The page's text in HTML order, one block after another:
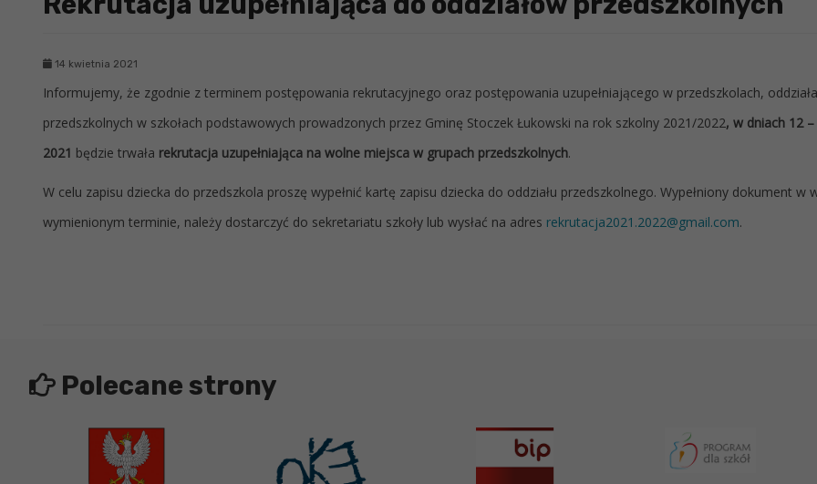
14 kwietnia 2021
Informujemy, że zgodnie z terminem postępowania rekrutacyjnego oraz postępowania uzupełniającego w przedszkolach,
przedszkolnych w szkołach podstawowych prowadzonych przez Gminę Stoczek Łukowski na rok szkolny 2021/2022, w dniach 12
2021 będzie trwała rekrutacja uzupełniająca na wolne miejsca w grupach przedszkolnych.
W celu zapisu dziecka do przedszkola proszę wypełnić kartę zapisu dziecka do oddziału przedszkolnego. Wypełniony dokument w
wymienionym terminie, należy dostarczyć do sekretariatu szkoły lub wysłać na adres rekrutacja2021.2022@gmail.com.
Polecane strony